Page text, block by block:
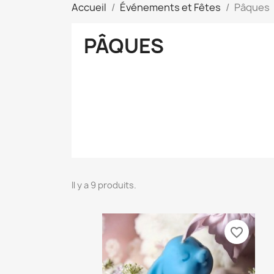
Accueil Événements et Fêtes Pâques
PÂQUES
Il y a 9 produits.
favorite_border